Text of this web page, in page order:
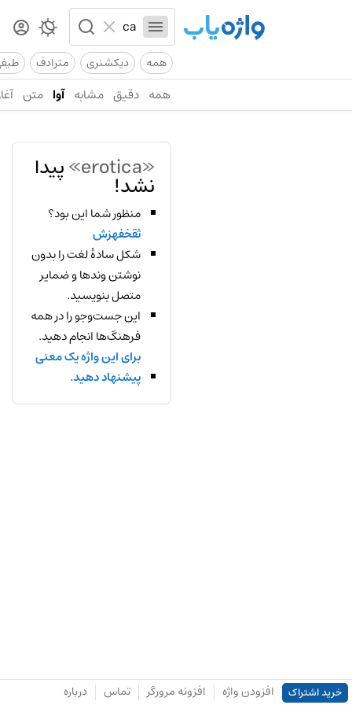
همه دیکشنری مترادف
همه دقیق مشابه آوا متن
«erotica» پیدا
نشد!
منظور شما این بود؟
ثقخفهزش
شکل سادهٔ لغت را بدون
نوشتن وندها و ضمایر
متصل بنویسید.
این جست‌وجو را در همه
فرهنگ‌ها انجام دهید.
برای این واژه یک معنی
پیشنهاد دهید.
خرید اشتراک افزودن واژه افزونه مرورگر تماس درباره